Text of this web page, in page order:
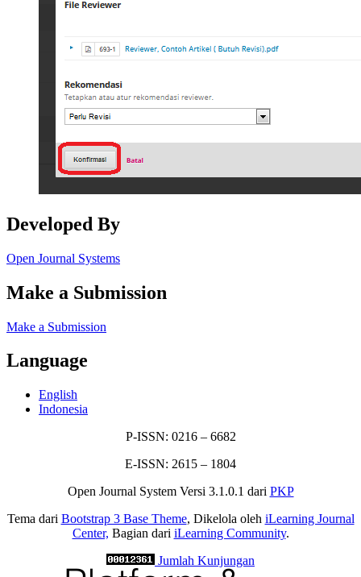
Developed By
Open Journal Systems
Make a Submission
Make a Submission
Language
English
Indonesia
P-ISSN: 0216 – 6682
E-ISSN: 2615 – 1804
Open Journal System Versi 3.1.0.1 dari PKP
Tema dari Bootstrap 3 Base Theme, Dikelola oleh iLearning Journal
Center, Bagian dari iLearning Community.
Jumlah Kunjungan